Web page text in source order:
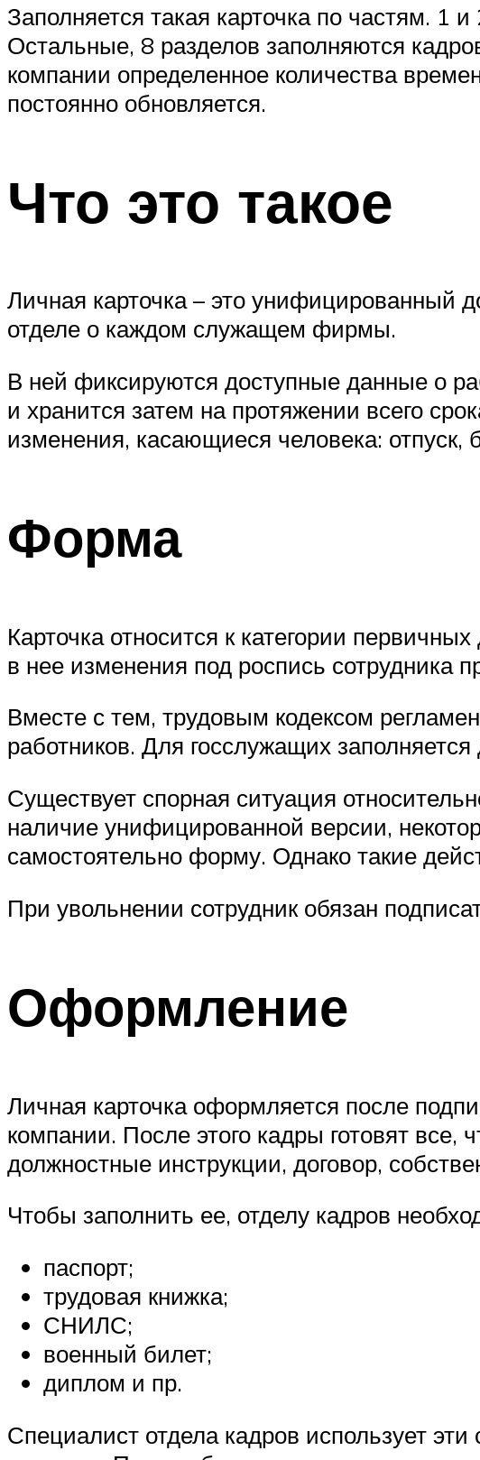
Заполняется такая карточка по частям. 1
Остальные, 8 разделов заполняются
компании определенное количества
постоянно обновляется.
Что это такое
Личная карточка – это унифицированный
отделе о каждом служащем фирмы.
В ней фиксируются доступные данные о
и хранится затем на протяжении всего
изменения, касающиеся человека:
Форма
Карточка относится к категории
в нее изменения под роспись сотрудника
Вместе с тем, трудовым кодексом
работников. Для госслужащих
Существует спорная ситуация
наличие унифицированной версии,
самостоятельно форму. Однако такие
При увольнении сотрудник обязан
Оформление
Личная карточка оформляется после
компании. После этого кадры готовят все,
должностные инструкции, договор,
Чтобы заполнить ее, отделу кадров
паспорт;
трудовая книжка;
СНИЛС;
военный билет;
диплом и пр.
Специалист отдела кадров использует